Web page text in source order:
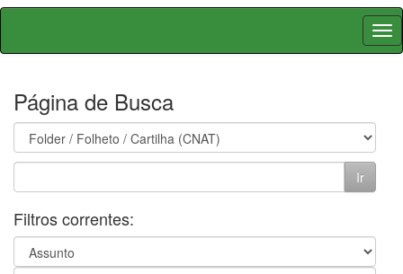
Skip
Página de Busca
Filtros correntes: